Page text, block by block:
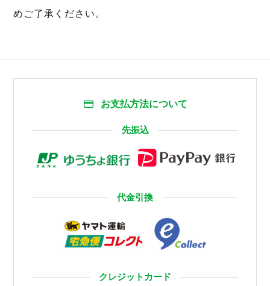
めご了承ください。
お支払方法について
先振込
代金引換
クレジットカード